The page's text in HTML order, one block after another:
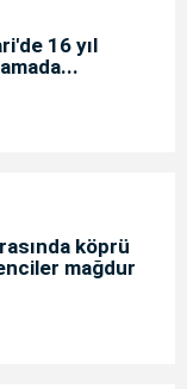
16 yıl
köprü
mağdur